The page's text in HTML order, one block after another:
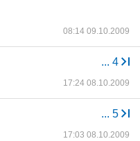
08:14 09.10.2009
... 4
17:24 08.10.2009
... 5
17:03 08.10.2009